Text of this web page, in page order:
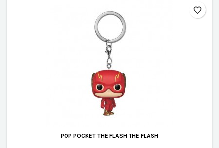
POP POCKET THE FLASH THE FLASH
favorite_border